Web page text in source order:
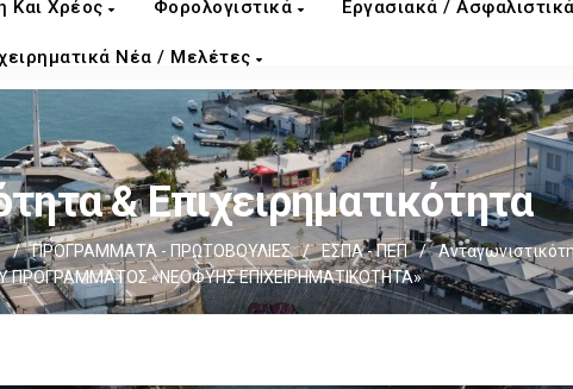
Και Χρέος Φορολογιστικά Εργασιακά / Ασφαλιστικά
Νέα / Μελέτες
& Επιχειρηματικότητα
/ ΠΡΟΓΡΑΜΜΑΤΑ - ΠΡΩΤΟΒΟΥΛΙΕΣ / ΕΣΠΑ - ΠΕΠ /
ΠΡΟΓΡΑΜΜΑΤΟΣ «ΝΕΟΦΥΗΣ ΕΠΙΧΕΙΡΗΜΑΤΙΚΟΤΗΤΑ»